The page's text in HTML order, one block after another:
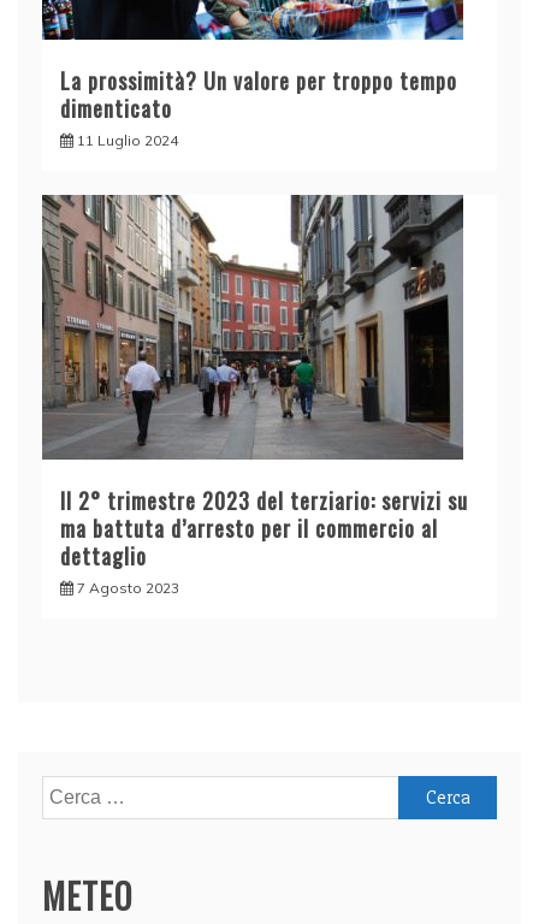
La prossimità? Un valore per troppo tempo
dimenticato
11 Luglio 2024
Il 2° trimestre 2023 del terziario: servizi su
ma battuta d’arresto per il commercio al
dettaglio
7 Agosto 2023
Ricerca
per:
METEO